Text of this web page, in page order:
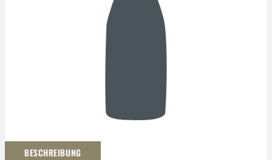
BESCHREIBUNG